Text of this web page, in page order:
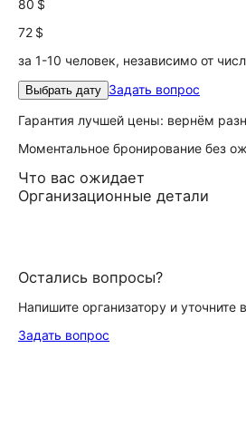
80 $
72 $
за 1-10 человек, независимо от
Выбрать дату Задать вопрос
Гарантия лучшей цены: вернём
Моментальное бронирование без
Что вас ожидает
Организационные детали
Остались вопросы?
Напишите организатору и уточните
Задать вопрос